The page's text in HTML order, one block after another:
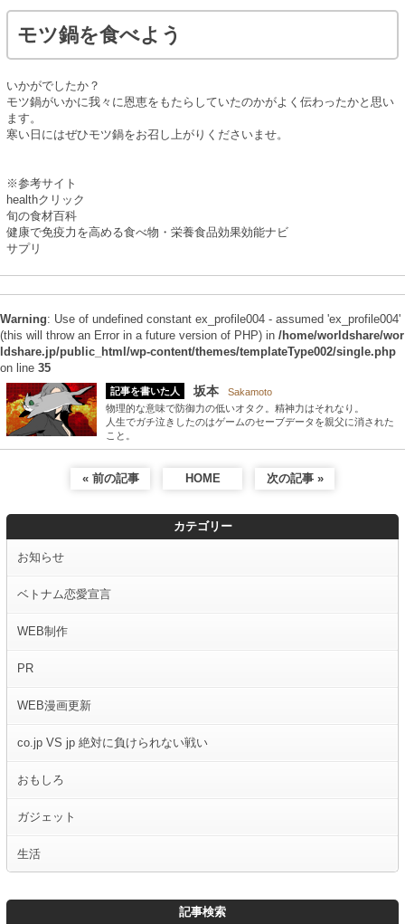
モツ鍋を食べよう
いかがでしたか？
モツ鍋がいかに我々に恩恵をもたらしていたのかがよく伝わったかと思い
ます。
寒い日にはぜひモツ鍋をお召し上がりくださいませ。
※参考サイト
healthクリック
旬の食材百科
健康で免疫力を高める食べ物・栄養食品効果効能ナビ
サプリ
Warning: Use of undefined constant ex_profile004 - assumed 'ex_profile004'
(this will throw an Error in a future version of PHP) in /home/worldshare/wor
ldshare.jp/public_html/wp-content/themes/templateType002/single.php
on line 35
記事を書いた人 坂本
Sakamoto
物理的な意味で防御力の低いオタク。精神力はそれなり。
人生でガチ泣きしたのはゲームのセーブデータを親父に消された
こと。
« 前の記事 HOME 次の記事 »
カテゴリー
お知らせ
ベトナム恋愛宣言
WEB制作
PR
WEB漫画更新
co.jp VS jp 絶対に負けられない戦い
おもしろ
ガジェット
生活
記事検索